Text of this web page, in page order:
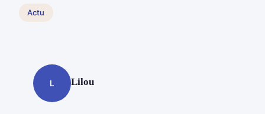
Actu
L Lilou